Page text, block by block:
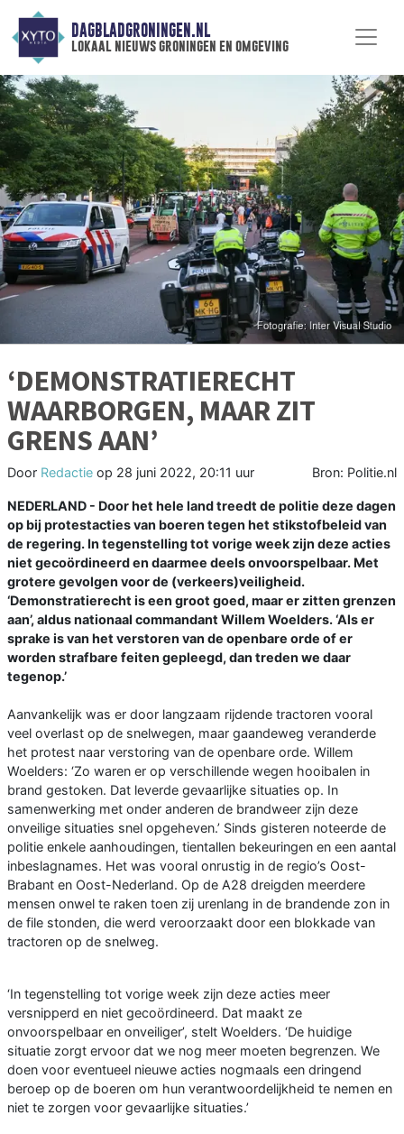
DAGBLADGRONINGEN.NL
lokaal nieuws groningen en omgeving
‘DEMONSTRATIERECHT
WAARBORGEN, MAAR ZIT
GRENS AAN’
Door Redactie op 28 juni 2022, 20:11 uur Bron: Politie.nl
NEDERLAND - Door het hele land treedt de politie deze dagen
op bij protestacties van boeren tegen het stikstofbeleid van
de regering. In tegenstelling tot vorige week zijn deze acties
niet gecoördineerd en daarmee deels onvoorspelbaar. Met
grotere gevolgen voor de (verkeers)veiligheid.
‘Demonstratierecht is een groot goed, maar er zitten grenzen
aan’, aldus nationaal commandant Willem Woelders. ‘Als er
sprake is van het verstoren van de openbare orde of er
worden strafbare feiten gepleegd, dan treden we daar
tegenop.’
Aanvankelijk was er door langzaam rijdende tractoren vooral
veel overlast op de snelwegen, maar gaandeweg veranderde
het protest naar verstoring van de openbare orde. Willem
Woelders: ‘Zo waren er op verschillende wegen hooibalen in
brand gestoken. Dat leverde gevaarlijke situaties op. In
samenwerking met onder anderen de brandweer zijn deze
onveilige situaties snel opgeheven.’ Sinds gisteren noteerde de
politie enkele aanhoudingen, tientallen bekeuringen en een aantal
inbeslagnames. Het was vooral onrustig in de regio’s Oost-
Brabant en Oost-Nederland. Op de A28 dreigden meerdere
mensen onwel te raken toen zij urenlang in de brandende zon in
de file stonden, die werd veroorzaakt door een blokkade van
tractoren op de snelweg.
‘In tegenstelling tot vorige week zijn deze acties meer
versnipperd en niet gecoördineerd. Dat maakt ze
onvoorspelbaar en onveiliger’, stelt Woelders. ‘De huidige
situatie zorgt ervoor dat we nog meer moeten begrenzen. We
doen voor eventueel nieuwe acties nogmaals een dringend
beroep op de boeren om hun verantwoordelijkheid te nemen en
niet te zorgen voor gevaarlijke situaties.’